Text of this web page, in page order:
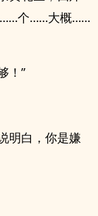
……个……大概……
！”
明白，你是嫌